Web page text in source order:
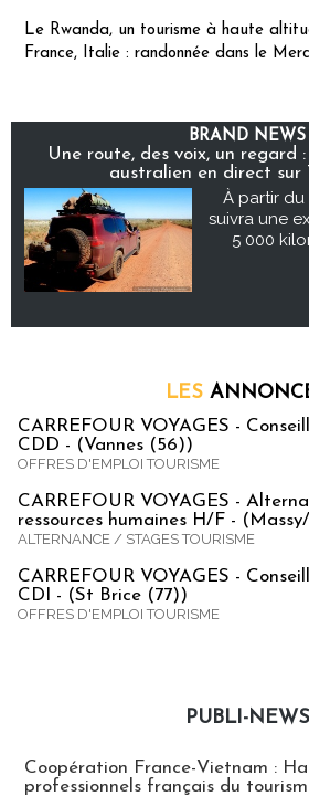
Le Rwanda, un tourisme à haute
France, Italie : randonnée dans le
BRAND NEWS
Une route, des voix, un regard
australien en direct sur
À partir du
suivra une
5 000
LES
CARREFOUR VOYAGES -
CDD - (Vannes (56))
OFFRES D'EMPLOI TOURISME
CARREFOUR VOYAGES -
ressources humaines H/F -
ALTERNANCE / STAGES TOURISME
CARREFOUR VOYAGES -
CDI - (St Brice (77))
OFFRES D'EMPLOI TOURISME
PUBLI-NEWS
Coopération France-Vietnam :
professionnels français du